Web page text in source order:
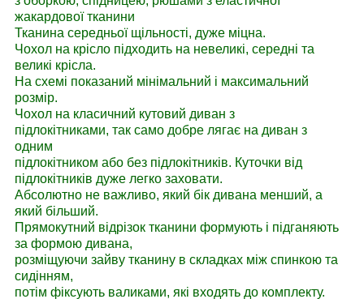
жакардової тканини
Тканина середньої щільності, дуже міцна.
Чохол на крісло підходить на невеликі, середні та
великі крісла.
На схемі показаний мінімальний і максимальний
розмір.
Чохол на класичний кутовий диван з
підлокітниками, так само добре лягає на диван з
одним
підлокітником або без підлокітників. Куточки від
підлокітників дуже легко заховати.
Абсолютно не важливо, який бік дивана менший, а
який більший.
Прямокутний відрізок тканини формують і підганяють
за формою дивана,
розміщуючи зайву тканину в складках між спинкою та
сидінням,
потім фіксують валиками, які входять до комплекту.